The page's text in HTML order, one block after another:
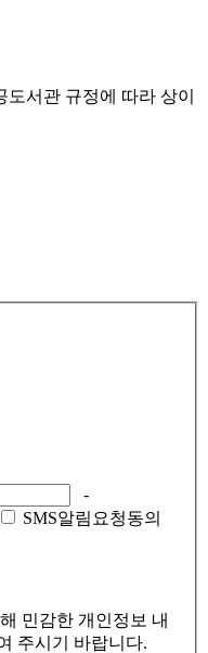
서관 규정에 따라 상이
-
SMS알림요청동의
민감한 개인정보 내
주시기 바랍니다.